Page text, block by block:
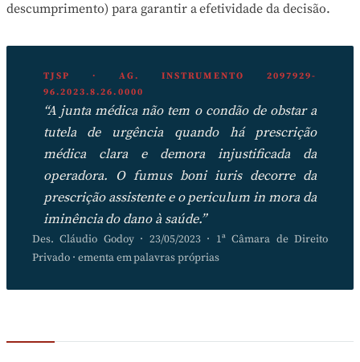
descumprimento) para garantir a efetividade da decisão.
TJSP · AG. INSTRUMENTO 2097929-
96.2023.8.26.0000
“A junta médica não tem o condão de obstar a
tutela de urgência quando há prescrição
médica clara e demora injustificada da
operadora. O fumus boni iuris decorre da
prescrição assistente e o periculum in mora da
iminência do dano à saúde.”
Des. Cláudio Godoy · 23/05/2023 · 1ª Câmara de Direito
Privado · ementa em palavras próprias